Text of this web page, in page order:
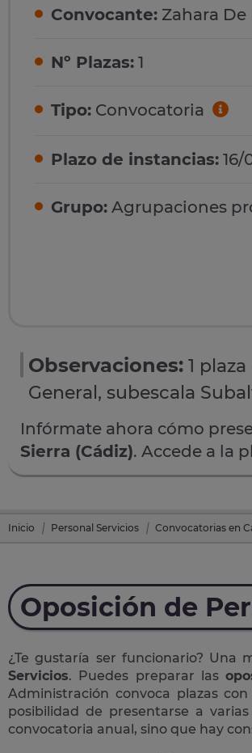
Convocante: Zahara De
Nº Plazas: 1
Tipo: Convocatoria
Plazo de instancias: 16/
Grupo: Agrupaciones
Observaciones: 1
General, subescala
Infórmate ahora cómo
Sierra (Cádiz). Accede a la
Inicio Personal Servicios Convocatorias en
Oposición de
¿Te gustaría ser funcionario? Una
Servicios. Puedes preparar las
Administración convoca plazas
posibilidad de presentarse a
convocatoria anual, sino que hay